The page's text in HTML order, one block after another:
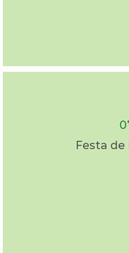
Festa de